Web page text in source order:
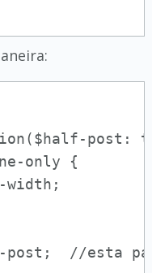
post:
only {
width;
//esta